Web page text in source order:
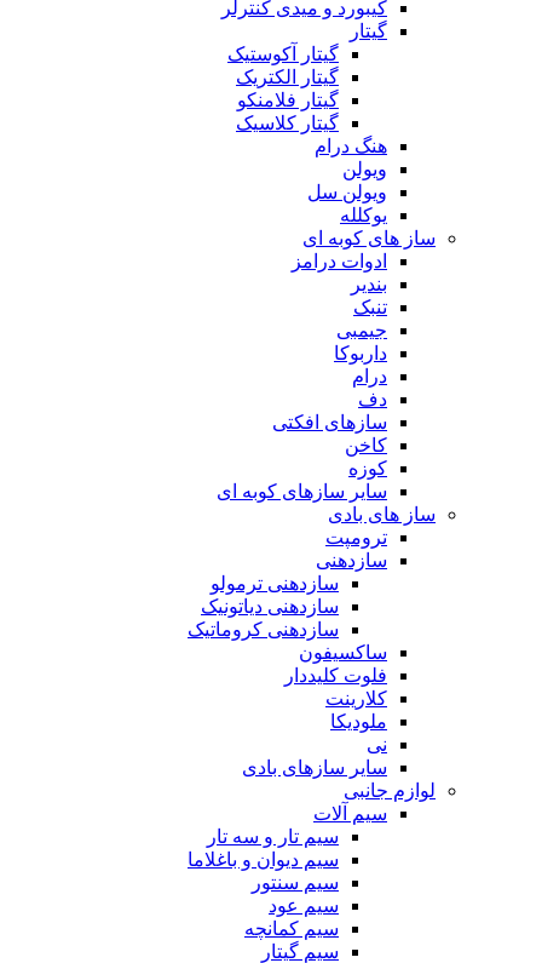
کیبورد و میدی کنترلر
گیتار
گیتار آکوستیک
گیتار الکتریک
گیتار فلامنکو
گیتار کلاسیک
هنگ درام
ویولن
ویولن سل
یوکلله
ساز های کوبه ای
ادوات درامز
بندیر
تنبک
جیمبی
داربوکا
درام
دف
سازهای افکتی
کاخن
کوزه
سایر سازهای کوبه ای
ساز های بادی
ترومپت
سازدهنی
سازدهنی ترمولو
سازدهنی دیاتونیک
سازدهنی کروماتیک
ساکسیفون
فلوت کلیددار
کلارینت
ملودیکا
نی
سایر سازهای بادی
لوازم جانبی
سیم آلات
سیم تار و سه تار
سیم دیوان و باغلاما
سیم سنتور
سیم عود
سیم کمانچه
سیم گیتار